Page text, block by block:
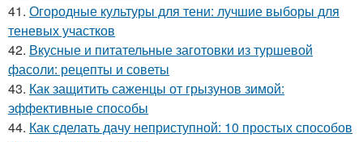
41. Огородные культуры для тени: лучшие выборы для
теневых участков
42. Вкусные и питательные заготовки из туршевой
фасоли: рецепты и советы
43. Как защитить саженцы от грызунов зимой:
эффективные способы
44. Как сделать дачу неприступной: 10 простых способов